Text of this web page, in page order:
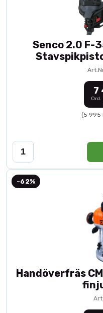
Senco 2.0 F-
7
Ord.
(5 995
-62%
Handöverfräs